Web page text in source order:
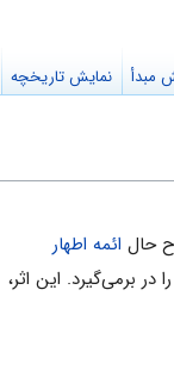
ائمه اطهار
در برمی‌گيرد. این اثر،
مبدأ نمایش تاریخچه